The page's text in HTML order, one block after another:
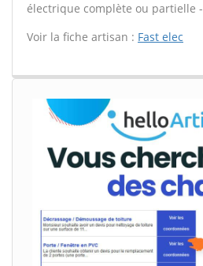
électrique complète ou partielle -
Voir la fiche artisan : Fast elec